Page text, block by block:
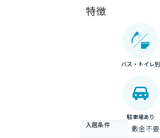
特徴
バス・トイレ別
駐車場あり
入居条件 敷金不要